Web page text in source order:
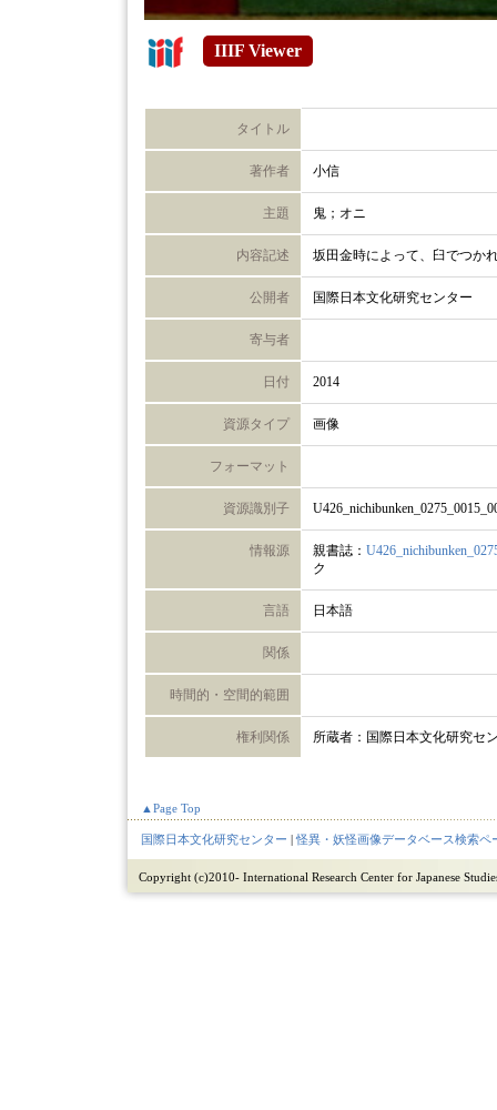
IIIF Viewer
タイトル
著作者 小信
主題 鬼；オニ
内容記述 坂田金時によって、臼でつか
公開者 国際日本文化研究センター
寄与者
日付 2014
資源タイプ 画像
フォーマット
資源識別子
情報源 親書誌：
ク
言語 日本語
関係
時間的・空間的範囲
権利関係 所蔵者：国際日本文化研究セ
▲Page Top
国際日本文化研究センター |怪異・妖怪画像データベース検索ペ
Copyright (c)2010- International Research Center for Japanese